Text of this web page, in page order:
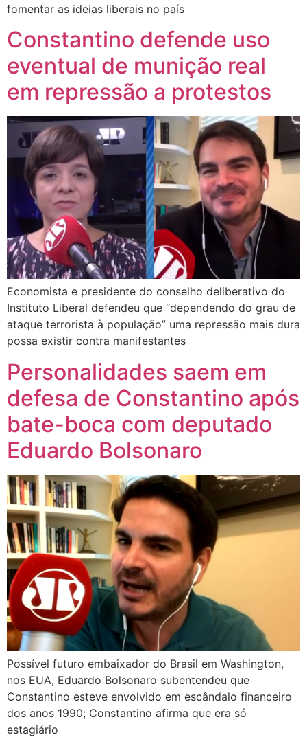
fomentar as ideias liberais no país
Constantino defende uso
eventual de munição real
em repressão a protestos
Economista e presidente do conselho deliberativo do
Instituto Liberal defendeu que “dependendo do grau de
ataque terrorista à população” uma repressão mais dura
possa existir contra manifestantes
Personalidades saem em
defesa de Constantino após
bate-boca com deputado
Eduardo Bolsonaro
Possível futuro embaixador do Brasil em Washington,
nos EUA, Eduardo Bolsonaro subentendeu que
Constantino esteve envolvido em escândalo financeiro
dos anos 1990; Constantino afirma que era só
estagiário